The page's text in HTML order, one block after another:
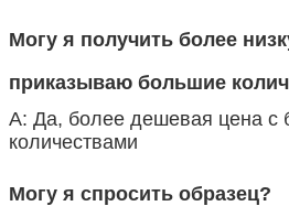
Могу я получить более
приказываю большие
А: Да, более дешевая цена с
количествами
Могу я спросить образец?